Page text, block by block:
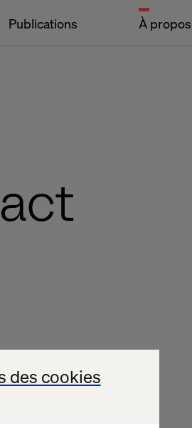
des cookies
Publications À propos